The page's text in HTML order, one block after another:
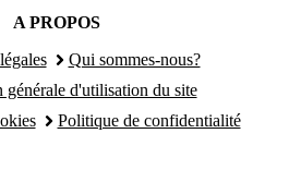
A PROPOS
Qui sommes-nous?
générale d'utilisation du site
Politique de confidentialité